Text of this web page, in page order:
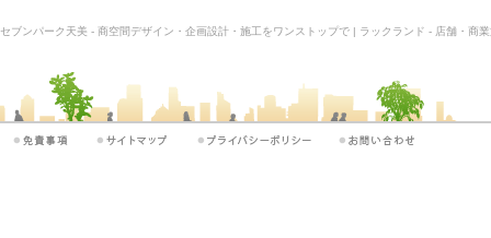
セブンパーク天美 - 商空間デザイン・企画設計・施工をワンストップで | ラックランド - 店舗・商